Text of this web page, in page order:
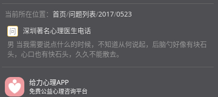
路一样迈出一步下一步就很艰难，怕去人多的地方怕别人
往行人很多，我就会绕很长一个弯很长一段路程去目的
地，就这样折磨我十一年了，一直到二十四才逐渐康复
了，现在走起路来非常自信，我没有经过任何治疗，当时
也不知道什么精神质症，从初发到现在康复我认为患上了
这种神经质症，不要去关注不要刻意改变，带着病症该干
嘛干嘛就会自然康复，不要因为患上了这症状什么都不
当前所在位置： 首页/问题列表/2017/0523
问
深圳著名心理医生电话
男 当我需要说点什么的时候，不知道从何说起，后脑勺好像有块石
头，心口也有快石头，久久不能散去。
给力心理APP
免费公益心理咨询平台